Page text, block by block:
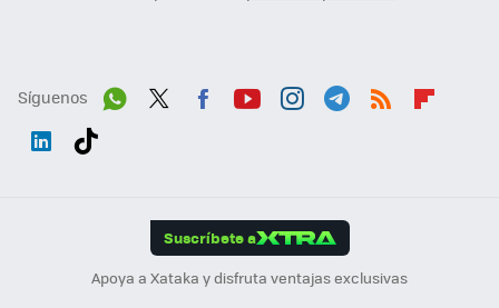
Síguenos
Suscríbete a
Apoya a Xataka y disfruta ventajas exclusivas